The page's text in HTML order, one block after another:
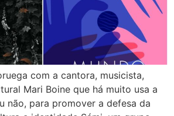
com a cantora, musicista,
Mari Boine que há muito usa a
não, para promover a defesa da